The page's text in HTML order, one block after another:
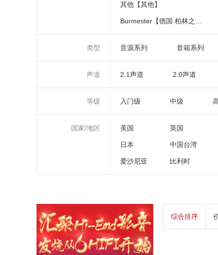
其他【其他】
类型 音源系列 音箱系列
声道 2.1声道 2.0声道
等级 入门级 中级
国家/地区 美国 英国
日本 中国台湾
爱沙尼亚 比利时
综合排序